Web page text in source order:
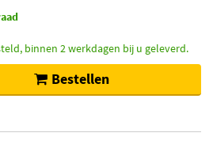
binnen 2 werkdagen bij u geleverd.
Bestellen